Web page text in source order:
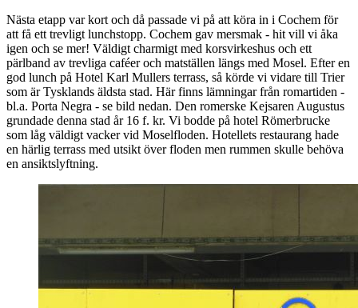
Nästa etapp var kort och då passade vi på att köra in i Cochem för
att få ett trevligt lunchstopp. Cochem gav mersmak - hit vill vi åka
igen och se mer! Väldigt charmigt med korsvirkeshus och ett
pärlband av trevliga caféer och matställen längs med Mosel. Efter en
god lunch på Hotel Karl Mullers terrass, så körde vi vidare till Trier
som är Tysklands äldsta stad. Här finns lämningar från romartiden -
bl.a. Porta Negra - se bild nedan. Den romerske Kejsaren Augustus
grundade denna stad år 16 f. kr. Vi bodde på hotel Römerbrucke
som låg väldigt vacker vid Moselfloden. Hotellets restaurang hade
en härlig terrass med utsikt över floden men rummen skulle behöva
en ansiktslyftning.